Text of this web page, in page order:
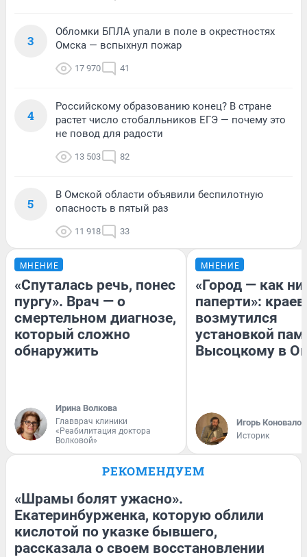
3
Обломки БПЛА упали в поле в окрестностях
Омска — вспыхнул пожар
17 970 41
4
Российскому образованию конец? В стране
растет число стобалльников ЕГЭ — почему это
не повод для радости
13 503 82
5
В Омской области объявили беспилотную
опасность в пятый раз
11 918 33
МНЕНИЕ
«Спуталась речь, понес
пургу». Врач — о
смертельном диагнозе,
который сложно
обнаружить
Ирина Волкова
Главврач клиники
«Реабилитация доктора
Волковой»
МНЕНИЕ
«Город — как
паперти»:
возмутился
установкой
Высоцкому в
Игорь Коновалов
Историк
РЕКОМЕНДУЕМ
«Шрамы болят ужасно».
Екатеринбурженка, которую облили
кислотой по указке бывшего,
рассказала о своем восстановлении